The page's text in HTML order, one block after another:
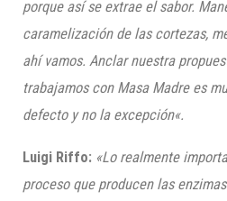
porque así se extrae el sabor.
caramelización de las cortezas,
ahí vamos. Anclar nuestra
trabajamos con Masa Madre es
defecto y no la excepción«.
Luigi Riffo: «Lo realmente
proceso que producen las